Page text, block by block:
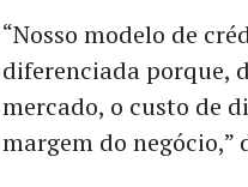
“Nosso modelo de
diferenciada porque,
mercado, o custo de
margem do negócio,”